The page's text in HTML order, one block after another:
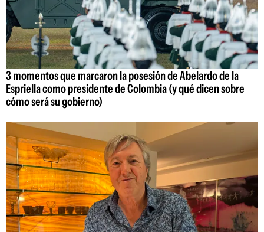
3 momentos que marcaron la posesión de Abelardo de la
Espriella como presidente de Colombia (y qué dicen sobre
cómo será su gobierno)